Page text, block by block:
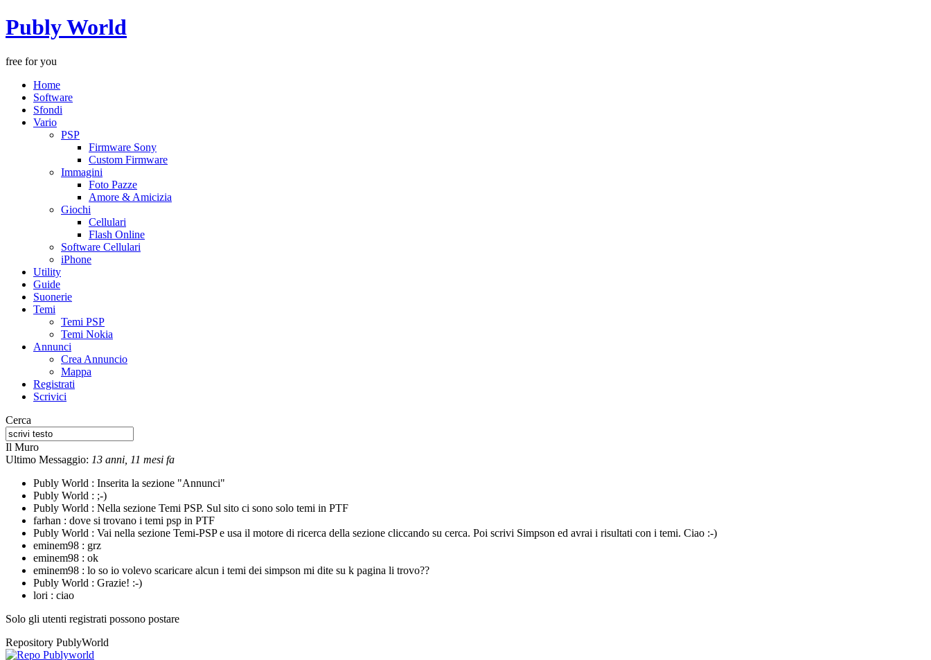
Publy World
free for you
Home
Software
Sfondi
Vario
PSP
Firmware Sony
Custom Firmware
Immagini
Foto Pazze
Amore & Amicizia
Giochi
Cellulari
Flash Online
Software Cellulari
iPhone
Utility
Guide
Suonerie
Temi
Temi PSP
Temi Nokia
Annunci
Crea Annuncio
Mappa
Registrati
Scrivici
Cerca
Il Muro
Ultimo Messaggio: 13 anni, 11 mesi fa
Publy World : Inserita la sezione "Annunci"
Publy World : ;-)
Publy World : Nella sezione Temi PSP. Sul sito ci sono solo temi in PTF
farhan : dove si trovano i temi psp in PTF
Publy World : Vai nella sezione Temi-PSP e usa il motore di ricerca della sezione cliccando su cerca. Poi scrivi Simpson ed avrai i risultati con i temi. Ciao :-)
eminem98 : grz
eminem98 : ok
eminem98 : lo so io volevo scaricare alcun i temi dei simpson mi dite su k pagina li trovo??
Publy World : Grazie! :-)
lori : ciao
Solo gli utenti registrati possono postare
Repository PublyWorld